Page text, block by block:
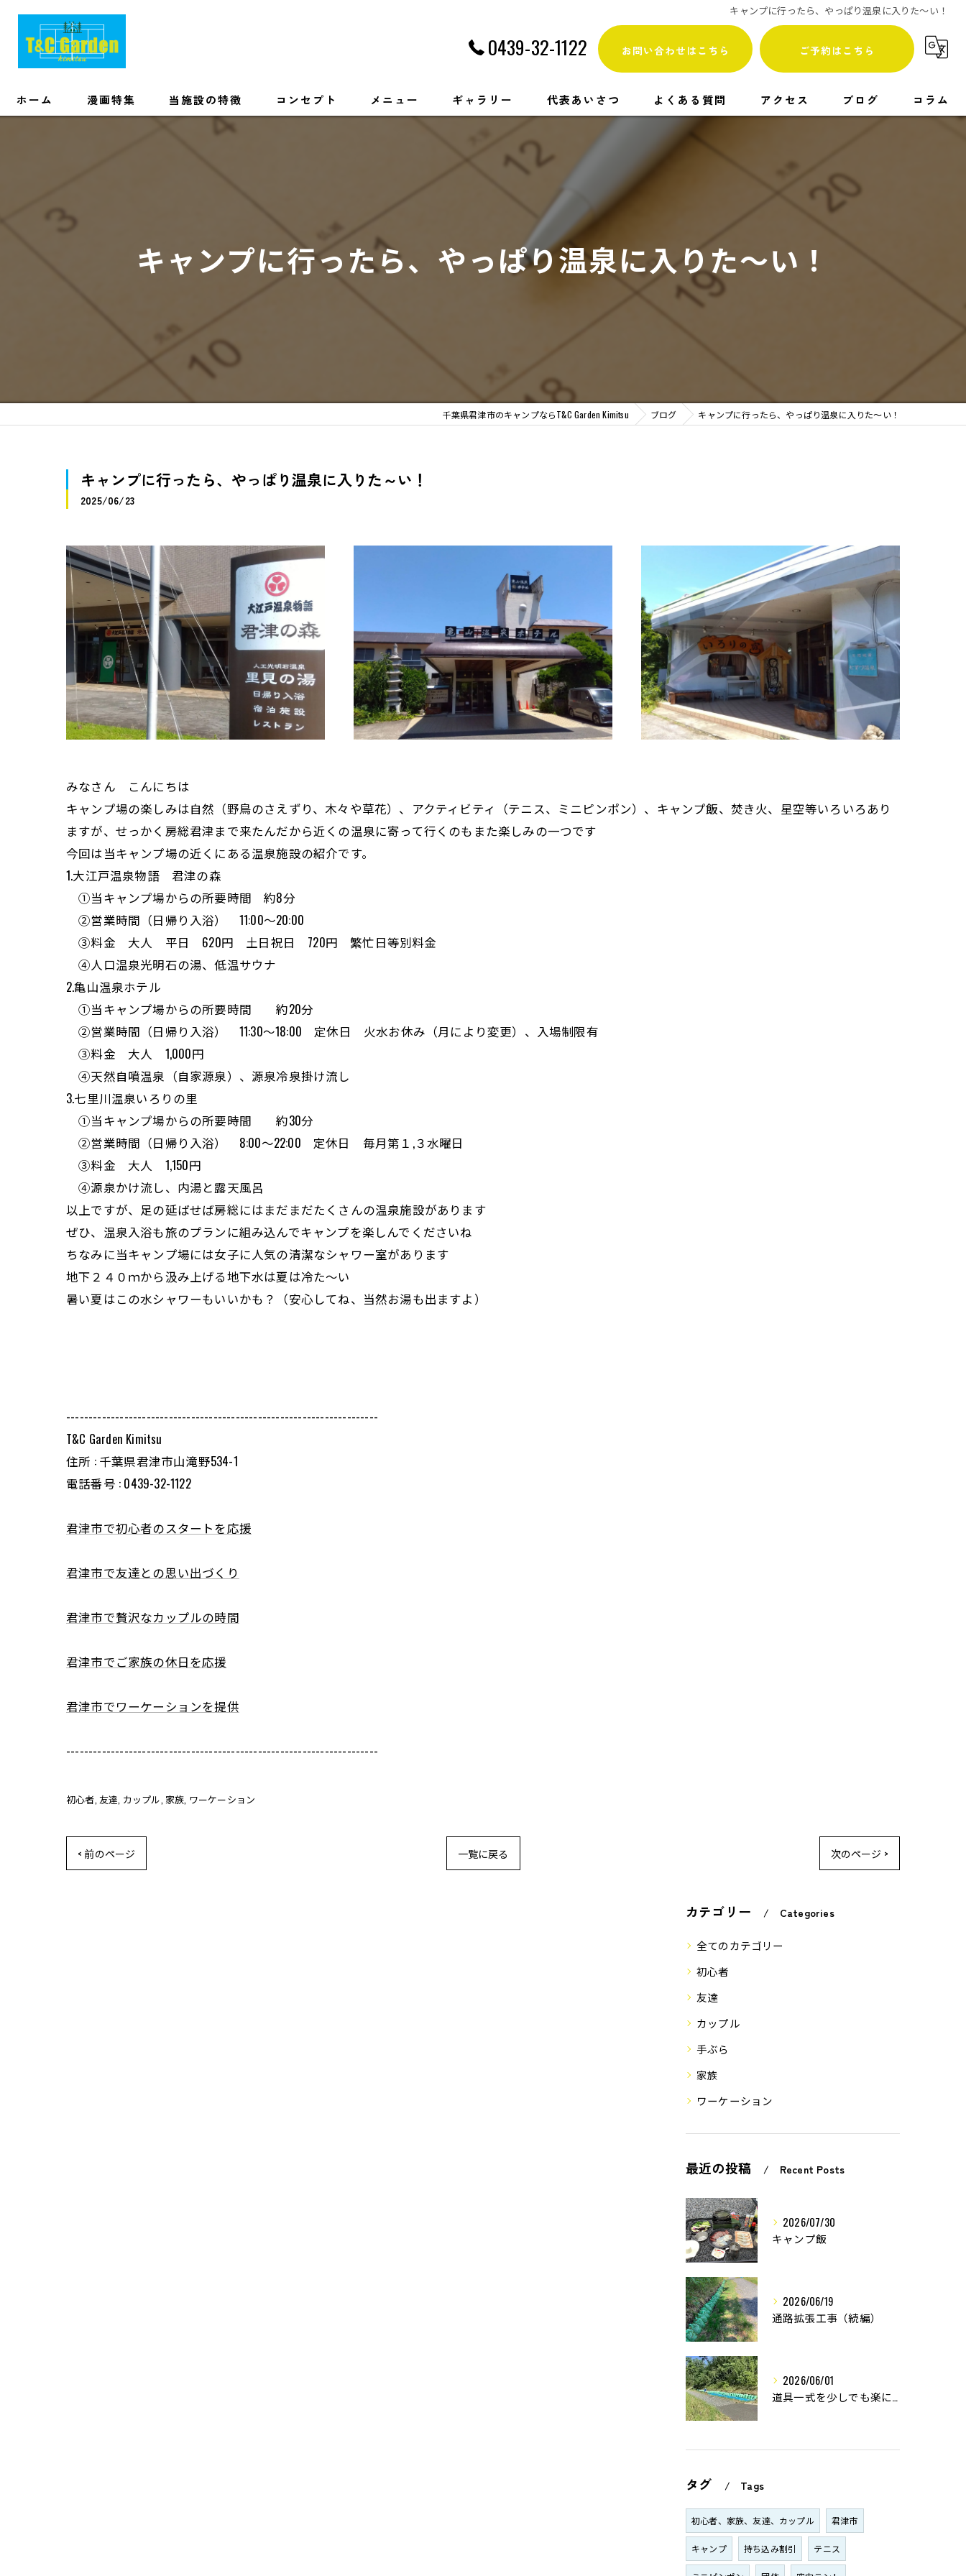
キャンプに行ったら、やっぱり温泉に入りた～い！
0439-32-1122 お問い合わせはこちら ご予約はこちら
ホーム 漫画特集 当施設の特徴 コンセプト メニュー ギャラリー 代表あいさつ よくある質問 アクセス ブログ コラム
キャンプに行ったら、やっぱり温泉に入りた～い！
千葉県君津市のキャンプならT&C Garden Kimitsu ブログ キャンプに行ったら、やっぱり温泉に入りた～い！
キャンプに行ったら、やっぱり温泉に入りた～い！
2025/06/23
みなさん こんにちは
キャンプ場の楽しみは自然（野鳥のさえずり、木々や草花）、アクティビティ（テニス、ミニピンポン）、キャンプ飯、焚き火、星空等いろいろあり
ますが、せっかく房総君津まで来たんだから近くの温泉に寄って行くのもまた楽しみの一つです
今回は当キャンプ場の近くにある温泉施設の紹介です。
1.大江戸温泉物語 君津の森
①当キャンプ場からの所要時間 約8分
②営業時間（日帰り入浴） 11:00～20:00
③料金 大人 平日 620円 土日祝日 720円 繁忙日等別料金
④人口温泉光明石の湯、低温サウナ
2.亀山温泉ホテル
①当キャンプ場からの所要時間 約20分
②営業時間（日帰り入浴） 11:30～18:00 定休日 火水お休み（月により変更）、入場制限有
③料金 大人 1,000円
④天然自噴温泉（自家源泉）、源泉冷泉掛け流し
3.七里川温泉いろりの里
①当キャンプ場からの所要時間 約30分
②営業時間（日帰り入浴） 8:00～22:00 定休日 毎月第１,３水曜日
③料金 大人 1,150円
④源泉かけ流し、内湯と露天風呂
以上ですが、足の延ばせば房総にはまだまだたくさんの温泉施設があります
ぜひ、温泉入浴も旅のプランに組み込んでキャンプを楽しんでくださいね
ちなみに当キャンプ場には女子に人気の清潔なシャワー室があります
地下２４０ｍから汲み上げる地下水は夏は冷た～い
暑い夏はこの水シャワーもいいかも？（安心してね、当然お湯も出ますよ）
----------------------------------------------------------------------
T&C Garden Kimitsu
住所 : 千葉県君津市山滝野534-1
電話番号 : 0439-32-1122
君津市で初心者のスタートを応援
君津市で友達との思い出づくり
君津市で贅沢なカップルの時間
君津市でご家族の休日を応援
君津市でワーケーションを提供
----------------------------------------------------------------------
初心者 友達 カップル 家族 ワーケーション
< 前のページ 一覧に戻る 次のページ >
カテゴリー Categories
全てのカテゴリー
初心者
友達
カップル
手ぶら
家族
ワーケーション
最近の投稿 Recent Posts
2026/07/30
キャンプ飯
2026/06/19
通路拡張工事（続編）
2026/06/01
道具一式を少しでも楽に！
タグ Tags
初心者、家族、友達、カップル 君津市
キャンプ 持ち込み割引 テニス